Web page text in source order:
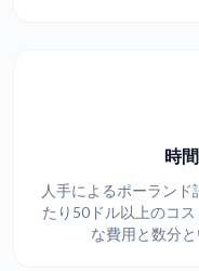
時
人手によるポーラン
たり50ドル以上のコ
な費用と数分